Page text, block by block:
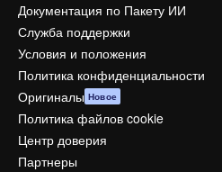
Документация по Пакету ИИ
Служба поддержки
Условия и положения
Политика конфиденциальности
Оригиналы Новое
Политика файлов cookie
Центр доверия
Партнеры